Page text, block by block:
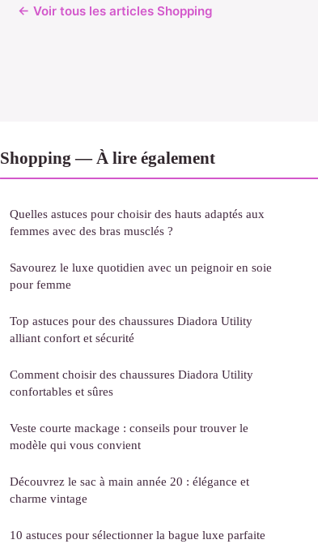
← Voir tous les articles Shopping
Shopping — À lire également
Quelles astuces pour choisir des hauts adaptés aux
femmes avec des bras musclés ?
Savourez le luxe quotidien avec un peignoir en soie
pour femme
Top astuces pour des chaussures Diadora Utility
alliant confort et sécurité
Comment choisir des chaussures Diadora Utility
confortables et sûres
Veste courte mackage : conseils pour trouver le
modèle qui vous convient
Découvrez le sac à main année 20 : élégance et
charme vintage
10 astuces pour sélectionner la bague luxe parfaite